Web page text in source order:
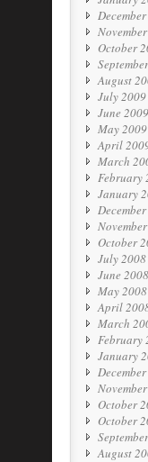
October
August
July 2009
June 2009
May 2009
April
March
February
January
October
July 2008
June 2008
May 2008
April
March
February
January
October
October
August